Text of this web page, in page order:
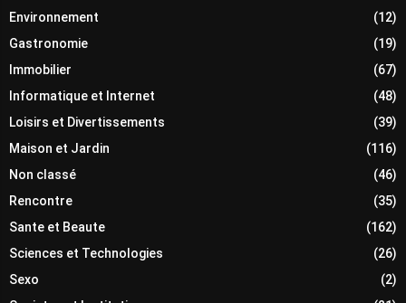
Environnement
(12)
Gastronomie
(19)
Immobilier
(67)
Informatique et Internet
(48)
Loisirs et Divertissements
(39)
Maison et Jardin
(116)
Non classé
(46)
Rencontre
(35)
Sante et Beaute
(162)
Sciences et Technologies
(26)
Sexo
(2)